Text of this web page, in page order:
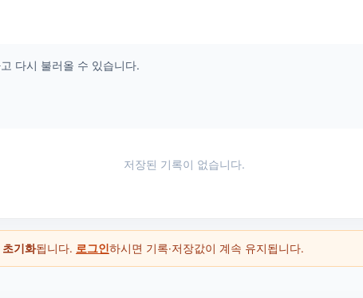
다시 불러올 수 있습니다.
저장된 기록이 없습니다.
초기화됩니다. 로그인 하시면 기록·저장값이 계속 유지됩니다.